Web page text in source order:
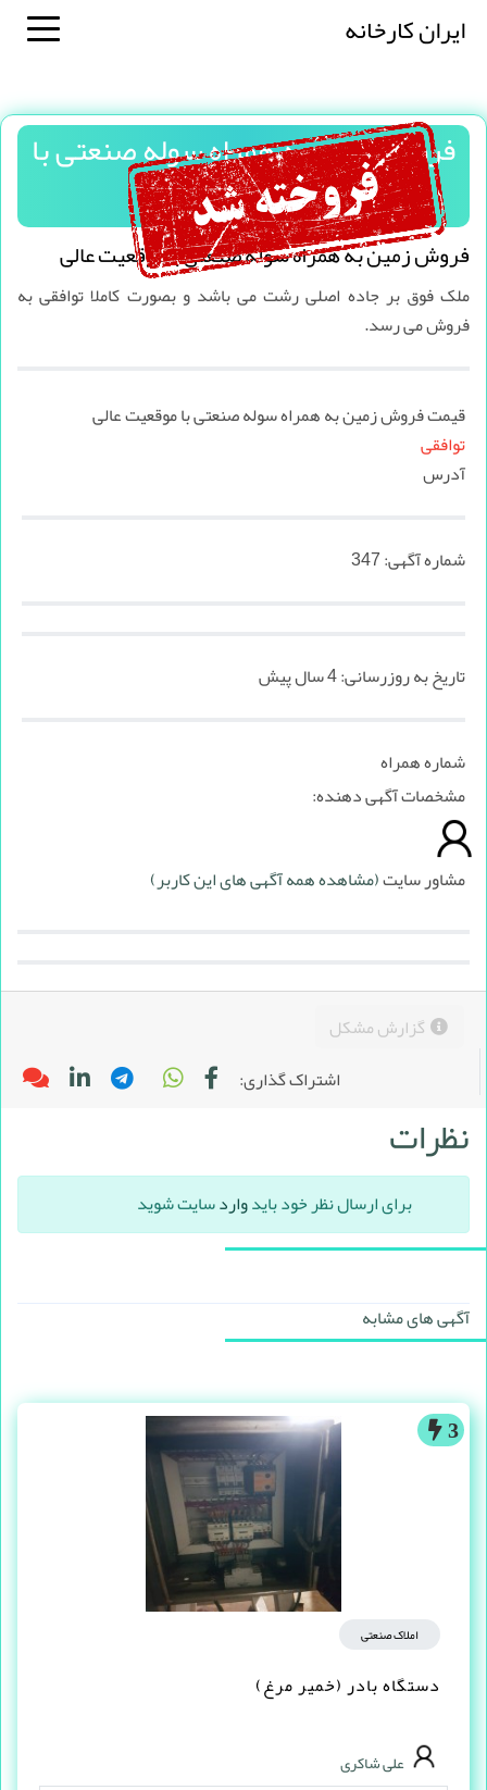
ایران کارخانه
فروش زمین به همراه سوله صنعتی با
موقعیت عالی
فروش زمین به همراه سوله صنعتی با موقعیت عالی
ملک فوق بر جاده اصلی رشت می باشد و بصورت کاملا توافقی به
فروش می رسد.
قیمت فروش زمین به همراه سوله صنعتی با موقعیت عالی
توافقی
آدرس
شماره آگهی:347
تاریخ به روزرسانی:4 سال پیش
شماره همراه
مشخصات آگهی دهنده:
مشاور سایت(مشاهده همه آگهی های این کاربر)
گزارش مشکل
اشتراک گذاری:
نظرات
برای ارسال نظر خود بایدواردسایت شوید
آگهی های مشابه
3
املاک صنعتی
دستگاه بادر (خمیر مرغ)
علی شاکری